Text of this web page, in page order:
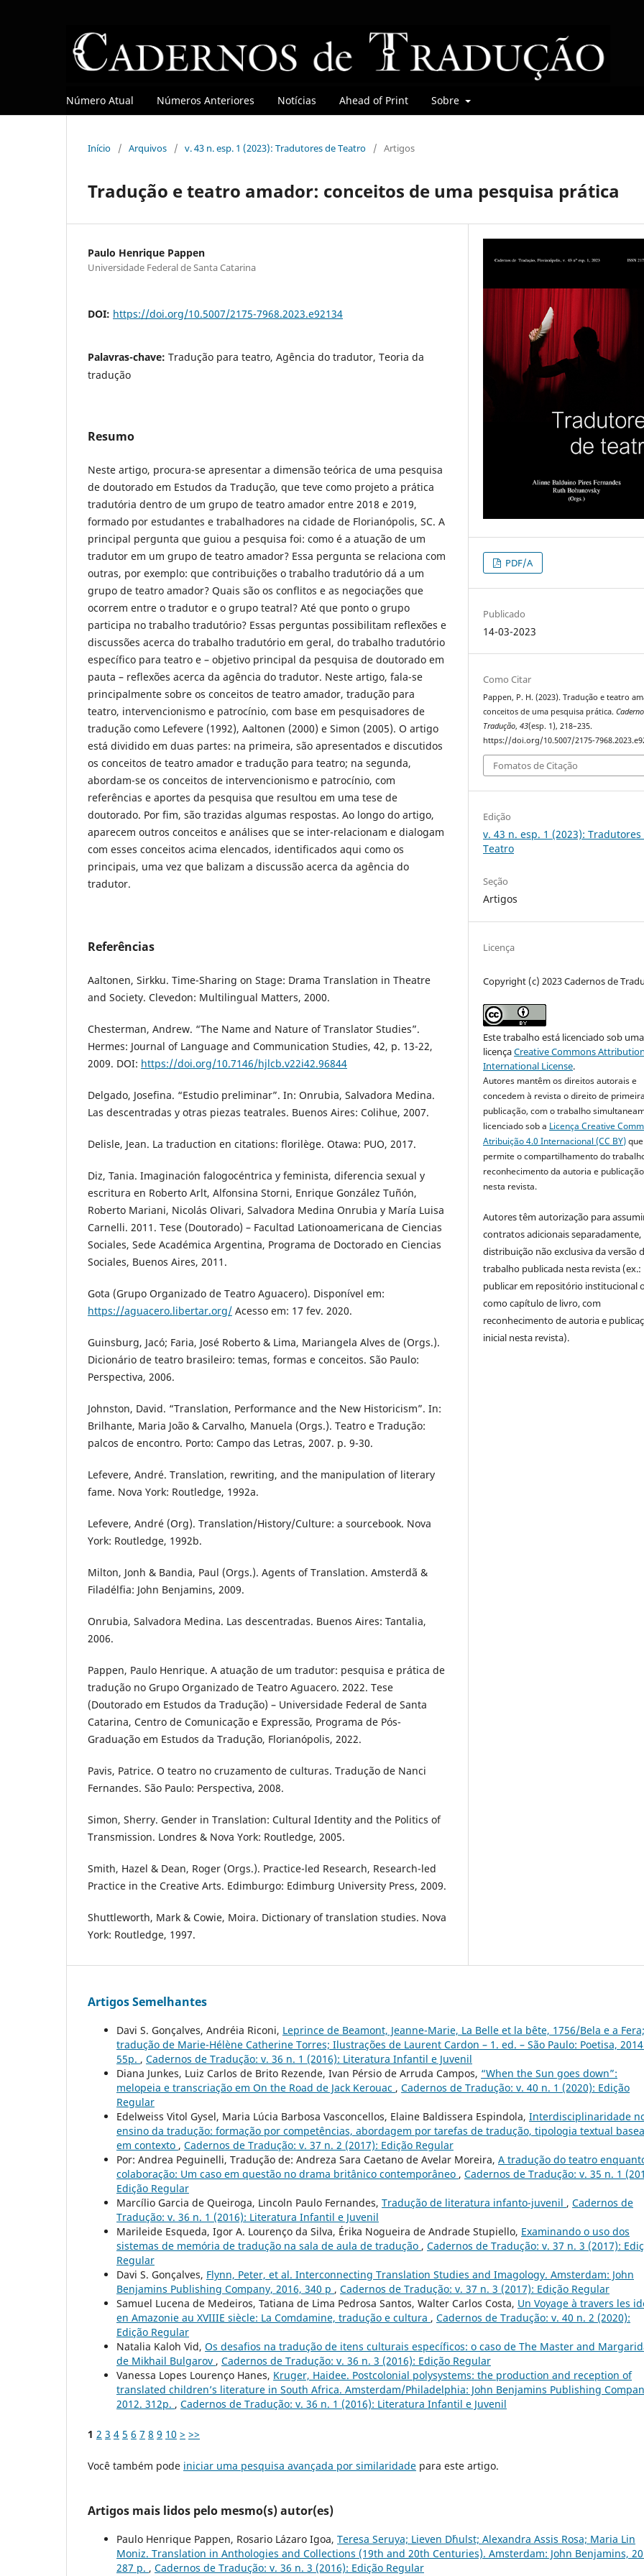
Número Atual Números Anteriores Notícias Ahead of Print Sobre
Início / Arquivos / v. 43 n. esp. 1 (2023): Tradutores de Teatro / Artigos
Tradução e teatro amador: conceitos de uma pesquisa prática
Paulo Henrique Pappen
Universidade Federal de Santa Catarina
DOI: https://doi.org/10.5007/2175-7968.2023.e92134
Palavras-chave: Tradução para teatro, Agência do tradutor, Teoria da
tradução
Resumo
Neste artigo, procura-se apresentar a dimensão teórica de uma pesquisa
de doutorado em Estudos da Tradução, que teve como projeto a prática
tradutória dentro de um grupo de teatro amador entre 2018 e 2019,
formado por estudantes e trabalhadores na cidade de Florianópolis, SC. A
principal pergunta que guiou a pesquisa foi: como é a atuação de um
tradutor em um grupo de teatro amador? Essa pergunta se relaciona com
outras, por exemplo: que contribuições o trabalho tradutório dá a um
grupo de teatro amador? Quais são os conflitos e as negociações que
ocorrem entre o tradutor e o grupo teatral? Até que ponto o grupo
participa no trabalho tradutório? Essas perguntas possibilitam reflexões e
discussões acerca do trabalho tradutório em geral, do trabalho tradutório
específico para teatro e – objetivo principal da pesquisa de doutorado em
pauta – reflexões acerca da agência do tradutor. Neste artigo, fala-se
principalmente sobre os conceitos de teatro amador, tradução para
teatro, intervencionismo e patrocínio, com base em pesquisadores de
tradução como Lefevere (1992), Aaltonen (2000) e Simon (2005). O artigo
está dividido em duas partes: na primeira, são apresentados e discutidos
os conceitos de teatro amador e tradução para teatro; na segunda,
abordam-se os conceitos de intervencionismo e patrocínio, com
referências e aportes da pesquisa que resultou em uma tese de
doutorado. Por fim, são trazidas algumas respostas. Ao longo do artigo,
aparecem outros conceitos e análises que se inter-relacionam e dialogam
com esses conceitos acima elencados, identificados aqui como os
principais, uma vez que balizam a discussão acerca da agência do
tradutor.
Referências
Aaltonen, Sirkku. Time-Sharing on Stage: Drama Translation in Theatre
and Society. Clevedon: Multilingual Matters, 2000.
Chesterman, Andrew. “The Name and Nature of Translator Studies”.
Hermes: Journal of Language and Communication Studies, 42, p. 13-22,
2009. DOI: https://doi.org/10.7146/hjlcb.v22i42.96844
Delgado, Josefina. “Estudio preliminar”. In: Onrubia, Salvadora Medina.
Las descentradas y otras piezas teatrales. Buenos Aires: Colihue, 2007.
Delisle, Jean. La traduction en citations: florilège. Otawa: PUO, 2017.
Diz, Tania. Imaginación falogocéntrica y feminista, diferencia sexual y
escritura en Roberto Arlt, Alfonsina Storni, Enrique González Tuñón,
Roberto Mariani, Nicolás Olivari, Salvadora Medina Onrubia y María Luisa
Carnelli. 2011. Tese (Doutorado) – Facultad Lationoamericana de Ciencias
Sociales, Sede Académica Argentina, Programa de Doctorado en Ciencias
Sociales, Buenos Aires, 2011.
Gota (Grupo Organizado de Teatro Aguacero). Disponível em:
https://aguacero.libertar.org/ Acesso em: 17 fev. 2020.
Guinsburg, Jacó; Faria, José Roberto & Lima, Mariangela Alves de (Orgs.).
Dicionário de teatro brasileiro: temas, formas e conceitos. São Paulo:
Perspectiva, 2006.
Johnston, David. “Translation, Performance and the New Historicism”. In:
Brilhante, Maria João & Carvalho, Manuela (Orgs.). Teatro e Tradução:
palcos de encontro. Porto: Campo das Letras, 2007. p. 9-30.
Lefevere, André. Translation, rewriting, and the manipulation of literary
fame. Nova York: Routledge, 1992a.
Lefevere, André (Org). Translation/History/Culture: a sourcebook. Nova
York: Routledge, 1992b.
Milton, Jonh & Bandia, Paul (Orgs.). Agents of Translation. Amsterdã &
Filadélfia: John Benjamins, 2009.
Onrubia, Salvadora Medina. Las descentradas. Buenos Aires: Tantalia,
2006.
Pappen, Paulo Henrique. A atuação de um tradutor: pesquisa e prática de
tradução no Grupo Organizado de Teatro Aguacero. 2022. Tese
(Doutorado em Estudos da Tradução) – Universidade Federal de Santa
Catarina, Centro de Comunicação e Expressão, Programa de Pós-
Graduação em Estudos da Tradução, Florianópolis, 2022.
Pavis, Patrice. O teatro no cruzamento de culturas. Tradução de Nanci
Fernandes. São Paulo: Perspectiva, 2008.
Simon, Sherry. Gender in Translation: Cultural Identity and the Politics of
Transmission. Londres & Nova York: Routledge, 2005.
Smith, Hazel & Dean, Roger (Orgs.). Practice-led Research, Research-led
Practice in the Creative Arts. Edimburgo: Edimburg University Press, 2009.
Shuttleworth, Mark & Cowie, Moira. Dictionary of translation studies. Nova
York: Routledge, 1997.
PDF/A
Publicado
14-03-2023
Como Citar
Pappen, P. H. (2023). Tradução e teatro
conceitos de uma pesquisa prática.
Tradução,43(esp. 1), 218–235.
https://doi.org/10.5007/2175-
Fomatos de Citação
Edição
v. 43 n. esp. 1 (2023): Tradutores
Teatro
Seção
Artigos
Licença
Copyright (c) 2023 Cadernos de
Este trabalho está licenciado sob uma
licençaCreative Commons
International License.
Autores mantêm os direitos autorais e
concedem à revista o direito de
publicação, com o trabalho
licenciado sob a Licença Creative
Atribuição 4.0 Internacional (CC BY)que
permite o compartilhamento do
reconhecimento da autoria e
nesta revista.
Autores têm autorização para
contratos adicionais separadamente,
distribuição não exclusiva da versão
trabalho publicada nesta revista (ex.:
publicar em repositório institucional
como capítulo de livro, com
reconhecimento de autoria e
inicial nesta revista).
Artigos Semelhantes
Davi S. Gonçalves, Andréia Riconi, Leprince de Beamont, Jeanne-Marie, La Belle et la bête, 1756/Bela e a Fera;
tradução de Marie-Hélène Catherine Torres; Ilustrações de Laurent Cardon – 1. ed. – São Paulo: Poetisa,
55p. , Cadernos de Tradução: v. 36 n. 1 (2016): Literatura Infantil e Juvenil
Diana Junkes, Luiz Carlos de Brito Rezende, Ivan Pérsio de Arruda Campos, “When the Sun goes down”:
melopeia e transcriação em On the Road de Jack Kerouac , Cadernos de Tradução: v. 40 n. 1 (2020): Edição
Regular
Edelweiss Vitol Gysel, Maria Lúcia Barbosa Vasconcellos, Elaine Baldissera Espindola, Interdisciplinaridade
ensino da tradução: formação por competências, abordagem por tarefas de tradução, tipologia textual
em contexto , Cadernos de Tradução: v. 37 n. 2 (2017): Edição Regular
Por: Andrea Peguinelli, Tradução de: Andreza Sara Caetano de Avelar Moreira, A tradução do teatro
colaboração: Um caso em questão no drama britânico contemporâneo , Cadernos de Tradução: v. 35 n. 1
Edição Regular
Marcílio Garcia de Queiroga, Lincoln Paulo Fernandes, Tradução de literatura infanto-juvenil , Cadernos de
Tradução: v. 36 n. 1 (2016): Literatura Infantil e Juvenil
Marileide Esqueda, Igor A. Lourenço da Silva, Érika Nogueira de Andrade Stupiello, Examinando o uso dos
sistemas de memória de tradução na sala de aula de tradução , Cadernos de Tradução: v. 37 n. 3 (2017):
Regular
Davi S. Gonçalves, Flynn, Peter, et al. Interconnecting Translation Studies and Imagology. Amsterdam: John
Benjamins Publishing Company, 2016, 340 p , Cadernos de Tradução: v. 37 n. 3 (2017): Edição Regular
Samuel Lucena de Medeiros, Tatiana de Lima Pedrosa Santos, Walter Carlos Costa, Un Voyage à travers les
en Amazonie au XVIIIE siècle: La Comdamine, tradução e cultura , Cadernos de Tradução: v. 40 n. 2 (2020):
Edição Regular
Natalia Kaloh Vid, Os desafios na tradução de itens culturais específicos: o caso de The Master and
de Mikhail Bulgarov , Cadernos de Tradução: v. 36 n. 3 (2016): Edição Regular
Vanessa Lopes Lourenço Hanes, Kruger, Haidee. Postcolonial polysystems: the production and reception of
translated children’s literature in South Africa. Amsterdam/Philadelphia: John Benjamins Publishing
2012. 312p. , Cadernos de Tradução: v. 36 n. 1 (2016): Literatura Infantil e Juvenil
1 2 3 4 5 6 7 8 9 10 > >>
Você também pode iniciar uma pesquisa avançada por similaridade para este artigo.
Artigos mais lidos pelo mesmo(s) autor(es)
Paulo Henrique Pappen, Rosario Lázaro Igoa, Teresa Seruya; Lieven D´hulst; Alexandra Assis Rosa; Maria Lin
Moniz. Translation in Anthologies and Collections (19th and 20th Centuries). Amsterdam: John Benjamins,
287 p. , Cadernos de Tradução: v. 36 n. 3 (2016): Edição Regular